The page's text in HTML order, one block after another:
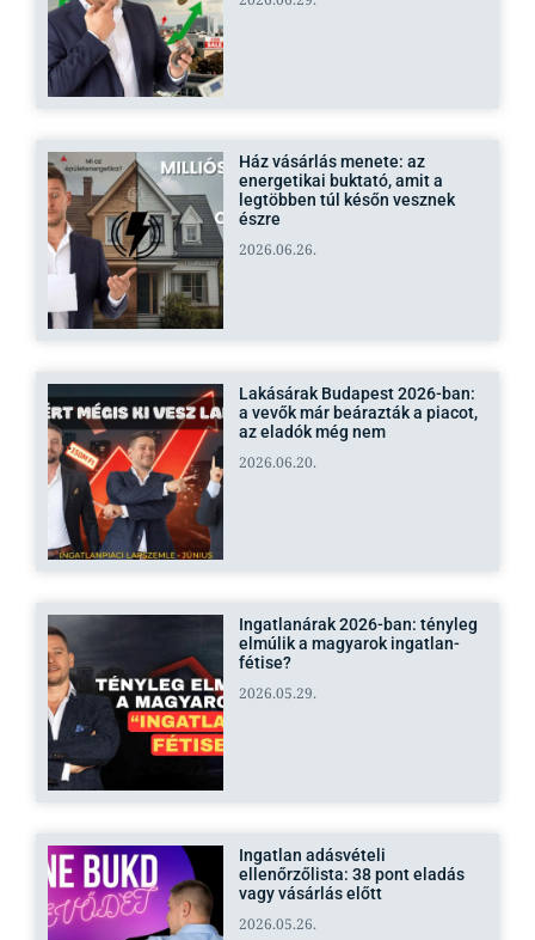
Ház vásárlás menete: az
energetikai buktató, amit a
legtöbben túl későn vesznek
észre
2026.06.26.
Lakásárak Budapest 2026-ban:
a vevők már beárazták a piacot,
az eladók még nem
2026.06.20.
Ingatlanárak 2026-ban: tényleg
elmúlik a magyarok ingatlan-
fétise?
2026.05.29.
Ingatlan adásvételi
ellenőrzőlista: 38 pont eladás
vagy vásárlás előtt
2026.05.26.